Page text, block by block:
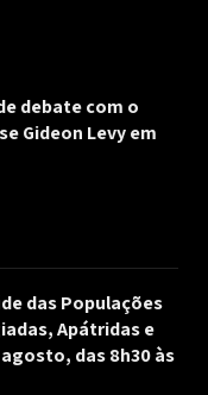
debate com o
Gideon Levy em
das Populações
Apátridas e
das 8h30 às